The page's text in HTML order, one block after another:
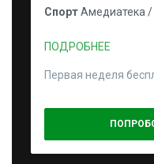
СпортАмедиатека /
ПОДРОБНЕЕ
Первая неделя